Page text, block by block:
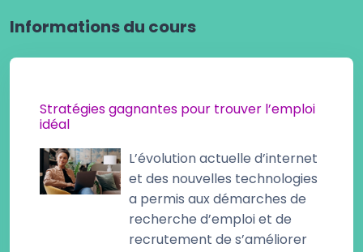
Informations du cours
Stratégies gagnantes pour trouver l’emploi
idéal
L’évolution actuelle d’internet
et des nouvelles technologies
a permis aux démarches de
recherche d’emploi et de
recrutement de s’améliorer